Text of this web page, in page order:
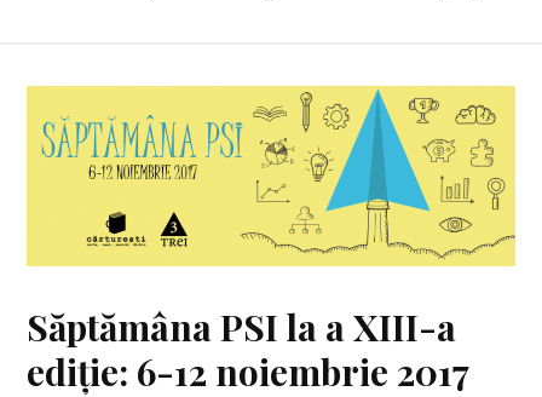
Săptămâna PSI la a XIII-a
ediție: 6-12 noiembrie 2017